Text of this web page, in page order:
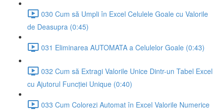
030 Cum să Umpli în Excel Celulele Goale cu Valorile
de Deasupra (0:45)
031 Eliminarea AUTOMATA a Celulelor Goale (0:43)
032 Cum să Extragi Valorile Unice Dintr-un Tabel Excel
cu Ajutorul Funcției Unique (0:40)
033 Cum Colorezi Automat în Excel Valorile Numerice